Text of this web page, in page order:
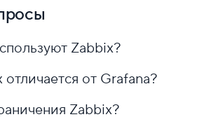
Zabbix?
от Grafana?
Zabbix?